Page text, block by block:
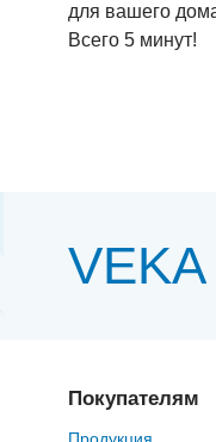
для вашего
Всего 5 минут!
VEKA
Покупателям